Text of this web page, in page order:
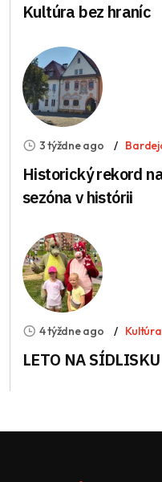
Kultúra bez hraníc
3 týždne ago
Historický rekord
sezóna v histórii
4 týždne ago Kultúra
LETO NA SÍDLISKU